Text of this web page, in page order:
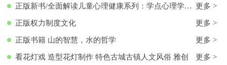
正版新书/全面解读儿童心理健康系列：学点心理学9787572136313 正版新书/全面解读儿童心理健康系列：学点心理学 更多 >
正版权力制度文化 更多 >
正版书籍 山的智慧，水的哲学 更多 >
看花灯戏 造型花灯制作 特色古城古镇人文风俗 雅创 更多 >